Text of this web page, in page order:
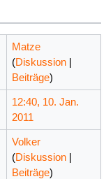
Matze
(Diskussion |
Beiträge)
12:40, 10. Jan.
2011
Volker
(Diskussion |
Beiträge)